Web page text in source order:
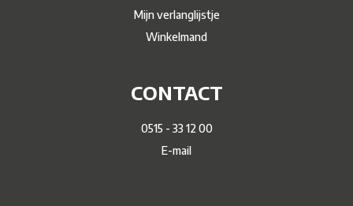
Mijn verlanglijstje
Winkelmand
CONTACT
0515 - 33 12 00
E-mail